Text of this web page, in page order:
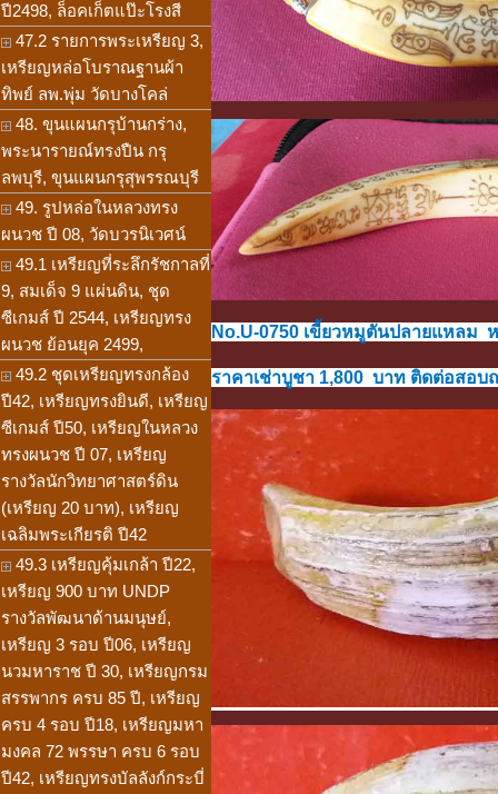
ปี2498, ล็อคเก็ตแป๊ะโรงสี
47.2 รายการพระเหรียญ 3,
เหรียญหล่อโบราณฐานผ้า
ทิพย์ ลพ.พุ่ม วัดบางโคล่
48. ขุนแผนกรุบ้านกร่าง,
พระนารายณ์ทรงปืน กรุ
ลพบุรี, ขุนแผนกรุสุพรรณบุรี
49. รูปหล่อในหลวงทรง
ผนวช ปี 08, วัดบวรนิเวศน์
49.1 เหรียญที่ระลึกรัชกาลที่
9, สมเด็จ 9 แผ่นดิน, ชุด
ซีเกมส์ ปี 2544, เหรียญทรง
ผนวช ย้อนยุค 2499,
49.2 ชุดเหรียญทรงกล้อง
ปี42, เหรียญทรงยินดี, เหรียญ
ซีเกมส์ ปี50, เหรียญในหลวง
ทรงผนวช ปี 07, เหรียญ
รางวัลนักวิทยาศาสตร์ดิน
(เหรียญ 20 บาท), เหรียญ
เฉลิมพระเกียรติ ปี42
49.3 เหรียญคุ้มเกล้า ปี22,
เหรียญ 900 บาท UNDP
รางวัลพัฒนาด้านมนุษย์,
เหรียญ 3 รอบ ปี06, เหรียญ
นวมหาราช ปี 30, เหรียญกรม
สรรพากร ครบ 85 ปี, เหรียญ
ครบ 4 รอบ ปี18, เหรียญมหา
มงคล 72 พรรษา ครบ 6 รอบ
ปี42, เหรียญทรงบัลลังก์กระบี่
No.U-0750 เขี้ยวหมูตันปลายแหลม
ราคาเช่าบูชา 1,800 บาท ติดต่อสอบ